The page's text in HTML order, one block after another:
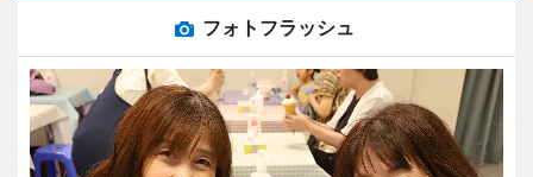
フォトフラッシュ